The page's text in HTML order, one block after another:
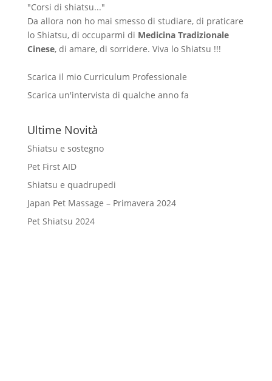
"Corsi di shiatsu..."
Da allora non ho mai smesso di studiare, di praticare
lo Shiatsu, di occuparmi di Medicina Tradizionale
Cinese, di amare, di sorridere. Viva lo Shiatsu !!!
Scarica il mio Curriculum Professionale
Scarica un'intervista di qualche anno fa
Ultime Novità
Shiatsu e sostegno
Pet First AID
Shiatsu e quadrupedi
Japan Pet Massage – Primavera 2024
Pet Shiatsu 2024